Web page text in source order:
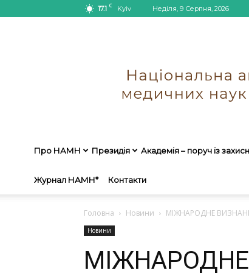
17.1 C Kyiv Неділя, 9 Серпня, 2026
Про НАМН Президія Академія – поруч із
Журнал НАМН* Контакти
Головна Новини МІЖНАРОДНЕ
Новини